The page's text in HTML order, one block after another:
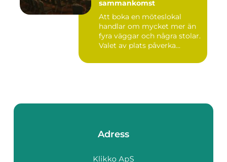
sammankomst
Att boka en möteslokal
handlar om mycket mer än
fyra väggar och några stolar.
Valet av plats påverka...
Adress